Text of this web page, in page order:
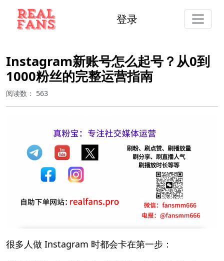
登录
Instagram新账号怎么起号？从0到
1000粉丝的完整运营指南
阅读数： 563
很多人做 Instagram 时都会卡在第一步：